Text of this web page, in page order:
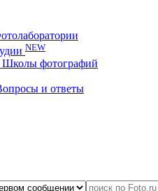
NEW
Школы фотографий
и ответы